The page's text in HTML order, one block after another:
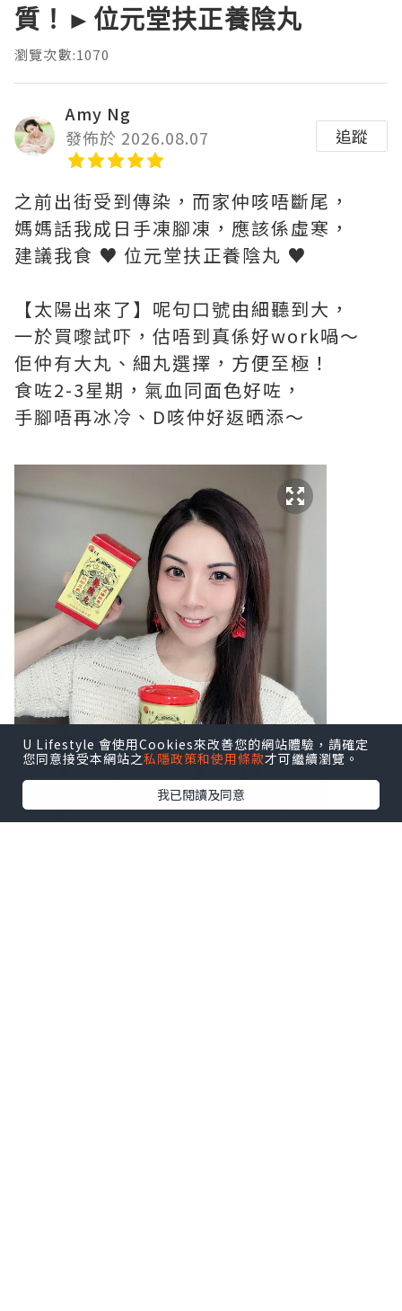
質！►位元堂扶正養陰丸
瀏覽次數:1070
Amy Ng
發佈於 2026.08.07
追蹤
之前出街受到傳染，而家仲咳唔斷尾，
媽媽話我成日手凍腳凍，應該係虛寒，
建議我食 ♥ 位元堂扶正養陰丸 ♥
【太陽出來了】呢句口號由細聽到大，
一於買嚟試吓，估唔到真係好work喎～
佢仲有大丸、細丸選擇，方便至極！
食咗2-3星期，氣血同面色好咗，
手腳唔再冰冷、D咳仲好返晒添～
U Lifestyle 會使用Cookies來改善您的網站體驗，請確定
您同意接受本網站之私隱政策和使用條款才可繼續瀏覽。
我已閱讀及同意